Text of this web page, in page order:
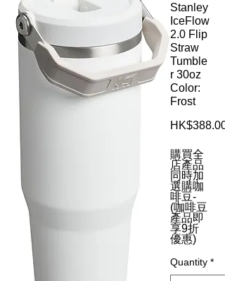
Stanley
IceFlow
2.0 Flip
Straw
Tumble
r 30oz
Color:
Frost
HK$388.00
購買全
店產品
同時加
選購咖
啡豆-
(咖啡豆
產品即
享9折
優惠)
Quantity *